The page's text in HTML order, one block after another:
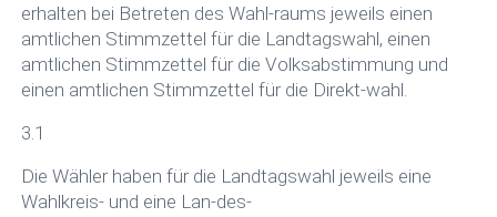
erhalten bei Betreten des Wahl-raums jeweils einen
amtlichen Stimmzettel für die Landtagswahl, einen
amtlichen Stimmzettel für die Volksabstimmung und
einen amtlichen Stimmzettel für die Direkt-wahl.
3.1
Die Wähler haben für die Landtagswahl jeweils eine
Wahlkreis- und eine Lan-des-